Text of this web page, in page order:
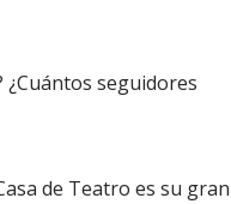
¿Cuántos seguidores
de Teatro es su gran